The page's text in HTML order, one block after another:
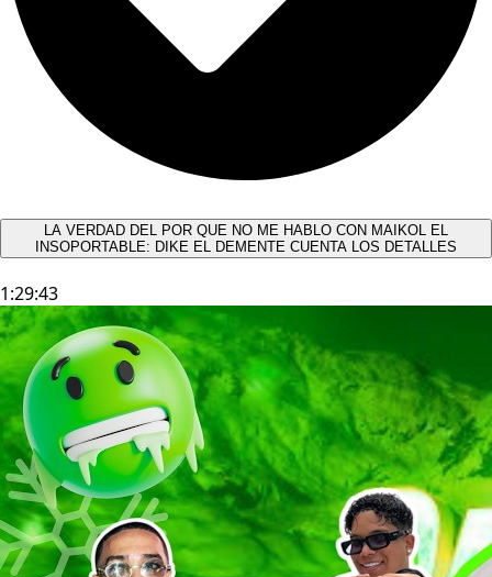
LA VERDAD DEL POR QUE NO ME HABLO CON MAIKOL EL
INSOPORTABLE: DIKE EL DEMENTE CUENTA LOS DETALLES
1:29:43